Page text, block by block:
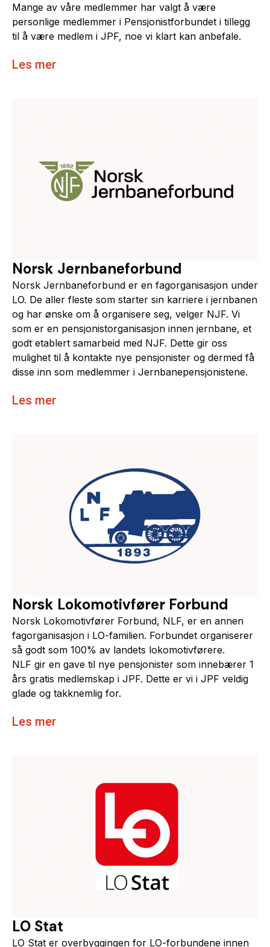
Mange av våre medlemmer har valgt å være
personlige medlemmer i Pensjonistforbundet i tillegg
til å være medlem i JPF, noe vi klart kan anbefale.
Les mer
Norsk Jernbaneforbund
Norsk Jernbaneforbund er en fagorganisasjon under
LO. De aller fleste som starter sin karriere i jernbanen
og har ønske om å organisere seg, velger NJF. Vi
som er en pensjonistorganisasjon innen jernbane, et
godt etablert samarbeid med NJF. Dette gir oss
mulighet til å kontakte nye pensjonister og dermed få
disse inn som medlemmer i Jernbanepensjonistene.
Les mer
Norsk Lokomotivfører Forbund
Norsk Lokomotivfører Forbund, NLF, er en annen
fagorganisasjon i LO-familien. Forbundet organiserer
så godt som 100% av landets lokomotivførere.
NLF gir en gave til nye pensjonister som innebærer 1
års gratis medlemskap i JPF. Dette er vi i JPF veldig
glade og takknemlig for.
Les mer
LO Stat
LO Stat er overbyggingen for LO-forbundene innen